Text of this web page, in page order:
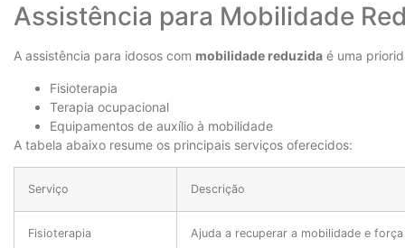
Assistência para Mobilidade
A assistência para idosos com mobilidade reduzida é uma
Fisioterapia
Terapia ocupacional
Equipamentos de auxílio à mobilidade
A tabela abaixo resume os principais serviços oferecidos:
Serviço Descrição
Fisioterapia Ajuda a recuperar a mobilidade e força